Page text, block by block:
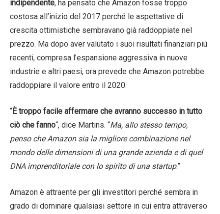
indipendente, ha pensato che Amazon fosse troppo
costosa all’inizio del 2017 perché le aspettative di
crescita ottimistiche sembravano già raddoppiate nel
prezzo. Ma dopo aver valutato i suoi risultati finanziari più
recenti, compresa l’espansione aggressiva in nuove
industrie e altri paesi, ora prevede che Amazon potrebbe
raddoppiare il valore entro il 2020.
“È troppo facile affermare che avranno successo in tutto
ciò che fanno“, dice Martins. “Ma, allo stesso tempo,
penso che Amazon sia la migliore combinazione nel
mondo delle dimensioni di una grande azienda e di quel
DNA imprenditoriale con lo spirito di una startup.”
Amazon è attraente per gli investitori perché sembra in
grado di dominare qualsiasi settore in cui entra attraverso